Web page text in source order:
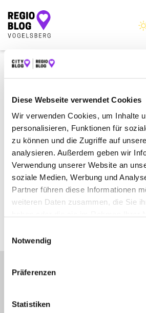
Diese Webseite verwendet Cookies
Wir verwenden Cookies, um Inhalte
personalisieren, Funktionen für
zu können und die Zugriffe auf
analysieren. Außerdem geben wir
Verwendung unserer Website an
soziale Medien, Werbung und
Partner führen diese Informationen
weiteren Daten zusammen, die Sie
Notwendig
Präferenzen
Statistiken
Hauptnavigation
RECHTLICHE HINWEISE
Die Inhalte dieser Website wurden mit
Für die Verfügbarkeit der Systeme sowie
und Vollständigkeit der Inhalte wird keine
Die Haftung für Schäden, einschließlich
irgendeinem Zusammenhang mit der
deren Inhalte entstehen, wird
grob fahrlässige oder vorsätzliche
Verletzung von Leben, Körper und
Websitebetreibers vorliegt.
Eine Nutzung und Verwertung der Inhalte